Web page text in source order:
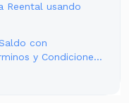
Reental usando
con
y Condiciones